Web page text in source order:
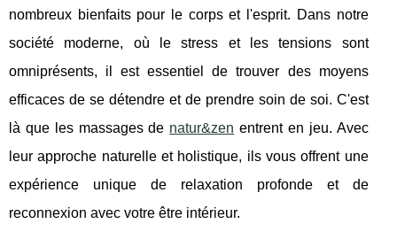
nombreux bienfaits pour le corps et l'esprit. Dans notre
société moderne, où le stress et les tensions sont
omniprésents, il est essentiel de trouver des moyens
efficaces de se détendre et de prendre soin de soi. C'est
là que les massages de natur&zen entrent en jeu. Avec
leur approche naturelle et holistique, ils vous offrent une
expérience unique de relaxation profonde et de
reconnexion avec votre être intérieur.